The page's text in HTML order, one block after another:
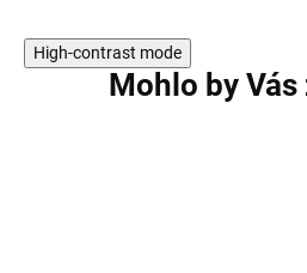
High-contrast mode
Mohlo by